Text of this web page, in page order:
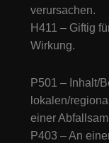
verursachen.
H411 – Giftig
Wirkung.
P501 – Inhalt/
lokalen/
einer
P403 – An